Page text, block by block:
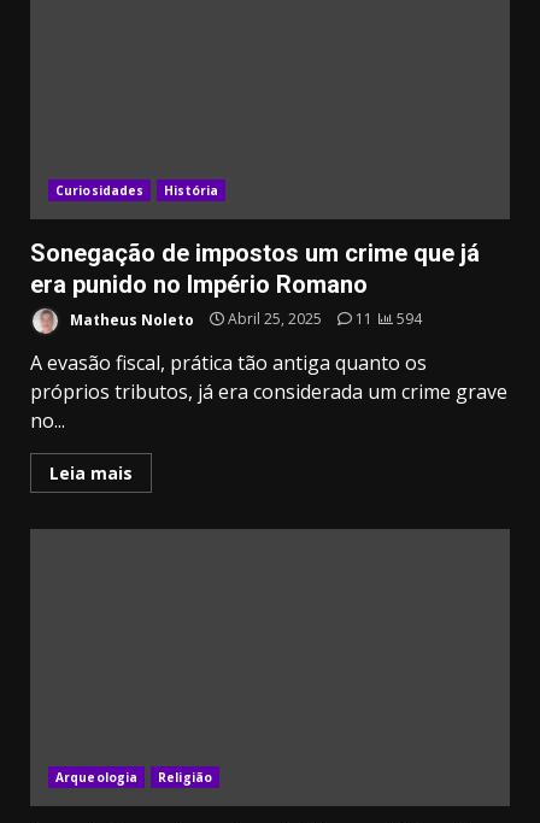
Curiosidades História
Sonegação de impostos um crime que já
era punido no Império Romano
Matheus Noleto Abril 25, 2025 11 594
A evasão fiscal, prática tão antiga quanto os
próprios tributos, já era considerada um crime grave
no...
Leia mais
Arqueologia Religião